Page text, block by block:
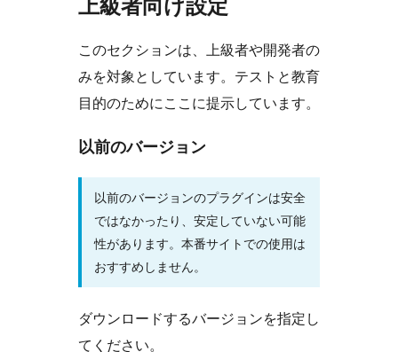
上級者向け設定
このセクションは、上級者や開発者の
みを対象としています。テストと教育
目的のためにここに提示しています。
以前のバージョン
以前のバージョンのプラグインは安全
ではなかったり、安定していない可能
性があります。本番サイトでの使用は
おすすめしません。
ダウンロードするバージョンを指定し
てください。